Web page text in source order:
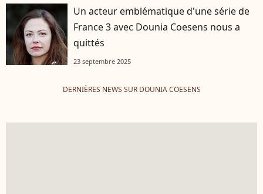
Un acteur emblématique d'une série de
France 3 avec Dounia Coesens nous a
quittés
23 septembre 2025
DERNIÈRES NEWS SUR DOUNIA COESENS